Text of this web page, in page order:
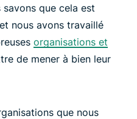
que cela est
nous avons travaillé
organisations et
de mener à bien leur
que nous